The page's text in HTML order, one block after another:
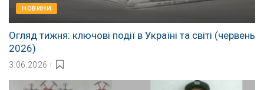
НОВИНИ
Огляд тижня: ключові події в Україні та світі (червень
2026)
3.06.2026